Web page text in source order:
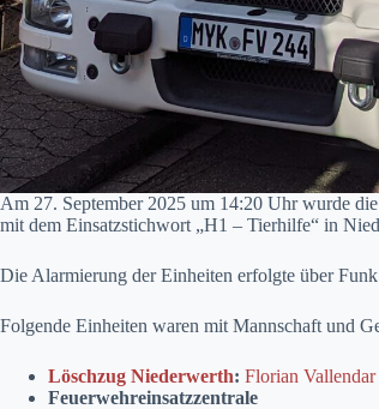
Am 27. September 2025 um 14:20 Uhr wurde
mit dem Einsatzstichwort „H1 – Tierhilfe“ in
Die Alarmierung der Einheiten erfolgte über
Folgende Einheiten waren mit Mannschaft und
Löschzug Niederwerth: Florian Vallendar
Feuerwehreinsatzzentrale